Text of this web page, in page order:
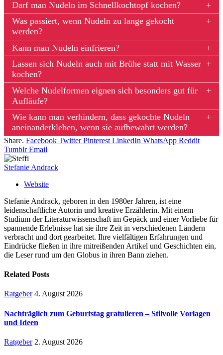
Darf man Nudeln im Schnellkochtopf kochen?
Was passiert, wenn Nudeln zu lange gekocht
werden?
Kann man Nudeln einfrieren?
Lassen sich Nudeln auch mit Brühe statt mit Wasser
kochen?
Welche Nudelformen eignen sich besonders gut für
Aufläufe?
Wie kann man verhindern, dass gekochte Nudeln
aneinanderkleben, wenn sie aufbewahrt werden?
Share. Facebook Twitter Pinterest LinkedIn WhatsApp Reddit
Tumblr Email
Stefanie Andrack
Website
Stefanie Andrack, geboren in den 1980er Jahren, ist eine
leidenschaftliche Autorin und kreative Erzählerin. Mit einem
Studium der Literaturwissenschaft im Gepäck und einer Vorliebe für
spannende Erlebnisse hat sie ihre Zeit in verschiedenen Ländern
verbracht und dort gearbeitet. Ihre vielfältigen Erfahrungen und
Eindrücke fließen in ihre mitreißenden Artikel und Geschichten ein,
die Leser rund um den Globus in ihren Bann ziehen.
Related Posts
Ratgeber 4. August 2026
Nachträglich zum Geburtstag gratulieren – Stilvolle Vorlagen
und Ideen
Ratgeber 2. August 2026